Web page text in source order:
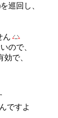
巡回し、
ん
ので、
で、
ですよ